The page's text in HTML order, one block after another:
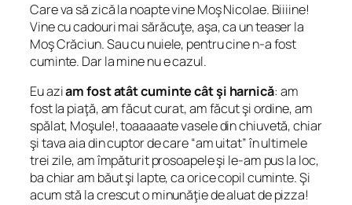
Care va să zică la noapte vine Moş Nicolae. Biiiine!
Vine cu cadouri mai sărăcuţe, aşa, ca un teaser la
Moş Crăciun. Sau cu nuiele, pentru cine n-a fost
cuminte. Dar la mine nu e cazul.
Eu aziam fost atât cuminte cât şi harnică: am
fost la piaţă, am făcut curat, am făcut şi ordine, am
spălat, Moşule!, toaaaaate vasele din chiuvetă, chiar
şi tava aia din cuptor de care “am uitat” în ultimele
trei zile, am împăturit prosoapele şi le-am pus la loc,
ba chiar am băut şi lapte, ca orice copil cuminte. Şi
acum stă la crescut o minunăţie de aluat de pizza!